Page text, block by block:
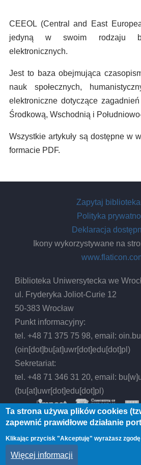
CEEOL (Central and East
jedyną w swoim rodzaju
elektronicznych.
Jest to baza obejmująca
nauk społecznych,
elektroniczne dotyczące
Środkową, Wschodnią i
Wszystkie artykuły są dostępne w
formacie PDF.
Zapytaj
Polityka
Deklaracja
Ikony wykorzystywane na
Biblioteka Uniwersytecka we
ul. Fryderyka Joliot-Curie 12
50-383 Wrocław
Punkt informacyjny:
tel. +48 71 375 75 98, email:oin.bu
(oin[dot]bu[at]uwr[dot]edu[dot]pl)
Sekretariat:
tel. +48 71 346 31 20, email: bu[w]
(bu[at]uwr[dot]edu[dot]pl)
© 2026 Biblioteka Uniwersytecka we
All rights reserved.
Ta strona używa plików cookies
zapewnić prawidłowe działanie
Klikając przycisk "Akceptuję" wyrażasz zgodę
Więcej informacji